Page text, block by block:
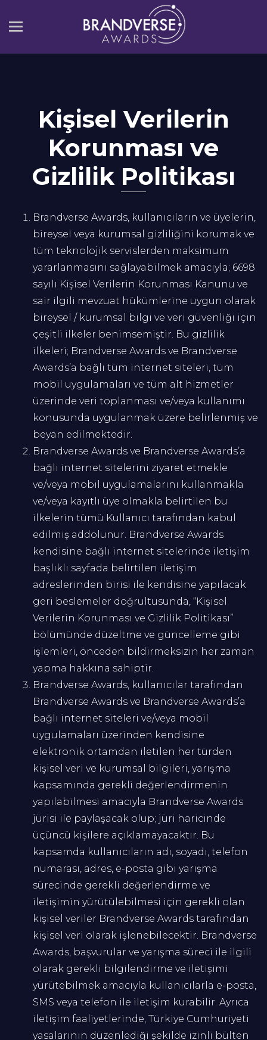
Kişisel Verilerin
Korunması ve
Gizlilik Politikası
Brandverse Awards, kullanıcıların ve üyelerin,
bireysel veya kurumsal gizliliğini korumak ve
tüm teknolojik servislerden maksimum
yararlanmasını sağlayabilmek amacıyla; 6698
sayılı Kişisel Verilerin Korunması Kanunu ve
sair ilgili mevzuat hükümlerine uygun olarak
bireysel / kurumsal bilgi ve veri güvenliği için
çeşitli ilkeler benimsemiştir. Bu gizlilik
ilkeleri; Brandverse Awards ve Brandverse
Awards’a bağlı tüm internet siteleri, tüm
mobil uygulamaları ve tüm alt hizmetler
üzerinde veri toplanması ve/veya kullanımı
konusunda uygulanmak üzere belirlenmiş ve
beyan edilmektedir.
Brandverse Awards ve Brandverse Awards’a
bağlı internet sitelerini ziyaret etmekle
ve/veya mobil uygulamalarını kullanmakla
ve/veya kayıtlı üye olmakla belirtilen bu
ilkelerin tümü Kullanıcı tarafından kabul
edilmiş addolunur. Brandverse Awards
kendisine bağlı internet sitelerinde iletişim
başlıklı sayfada belirtilen iletişim
adreslerinden birisi ile kendisine yapılacak
geri beslemeler doğrultusunda, “Kişisel
Verilerin Korunması ve Gizlilik Politikası”
bölümünde düzeltme ve güncelleme gibi
işlemleri, önceden bildirmeksizin her zaman
yapma hakkına sahiptir.
Brandverse Awards, kullanıcılar tarafından
Brandverse Awards ve Brandverse Awards’a
bağlı internet siteleri ve/veya mobil
uygulamaları üzerinden kendisine
elektronik ortamdan iletilen her türden
kişisel veri ve kurumsal bilgileri, yarışma
kapsamında gerekli değerlendirmenin
yapılabilmesi amacıyla Brandverse Awards
jürisi ile paylaşacak olup; jüri haricinde
üçüncü kişilere açıklamayacaktır. Bu
kapsamda kullanıcıların adı, soyadı, telefon
numarası, adres, e-posta gibi yarışma
sürecinde gerekli değerlendirme ve
iletişimin yürütülebilmesi için gerekli olan
kişisel veriler Brandverse Awards tarafından
kişisel veri olarak işlenebilecektir. Brandverse
Awards, başvurular ve yarışma süreci ile ilgili
olarak gerekli bilgilendirme ve iletişimi
yürütebilmek amacıyla kullanıcılarla e-posta,
SMS veya telefon ile iletişim kurabilir. Ayrıca
iletişim faaliyetlerinde, Türkiye Cumhuriyeti
yasalarının düzenlediği şekilde izinli bülten